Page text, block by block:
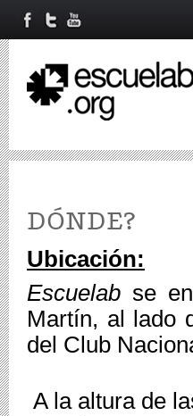
DÓNDE?
Ubicación:
Escuelab se
Martín, al lado
del Club